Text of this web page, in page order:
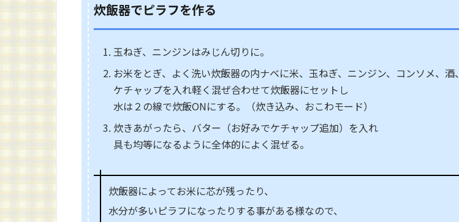
炊飯器でピラフを作る
玉ねぎ、ニンジンはみじん切りに。
お米をとぎ、よく洗い炊飯器の内ナベに米、玉ねぎ、ニンジン、コンソメ、酒、
ケチャップを入れ軽く混ぜ合わせて炊飯器にセットし
水は２の線で炊飯ONにする。（炊き込み、おこわモード）
炊きあがったら、バター（お好みでケチャップ追加）を入れ
具も均等になるように全体的によく混ぜる。
炊飯器によってお米に芯が残ったり、
水分が多いピラフになったりする事がある様なので、